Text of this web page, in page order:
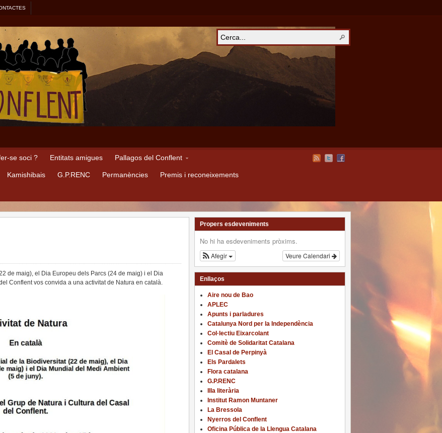
se soci ? Entitats amigues Pallagos del Conflent
Kamishibais G.P.RENC Permanències Premis i reconeixements
de maig), el Dia Europeu dels Parcs (24 de maig) i el Dia
Conflent vos convida a una activitat de Natura en català.
Propers esdeveniments
No hi ha esdeveniments pròxims.
Veure Calendari
Afegir
Enllaços
Aire nou de Bao
APLEC
Apunts i parladures
Catalunya Nord per la Independència
Col·lectiu Eixarcolant
Comitè de Solidaritat Catalana
El Casal de Perpinyà
Els Pardalets
Flora catalana
G.P.RENC
Illa literària
Institut Ramon Muntaner
La Bressola
Nyerros del Conflent
Oficina Pública de la Llengua Catalana